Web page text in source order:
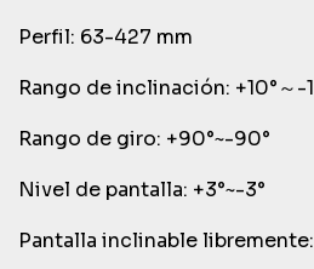
Perfil: 63-427 mm
Rango de inclinación: +10°～-
Rango de giro: +90°~-90°
Nivel de pantalla: +3°~-3°
Pantalla inclinable